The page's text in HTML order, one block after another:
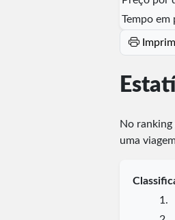
Tempo em
No ranking
uma
1.